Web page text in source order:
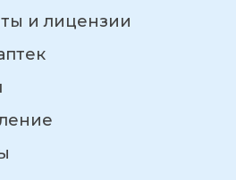
и лицензии